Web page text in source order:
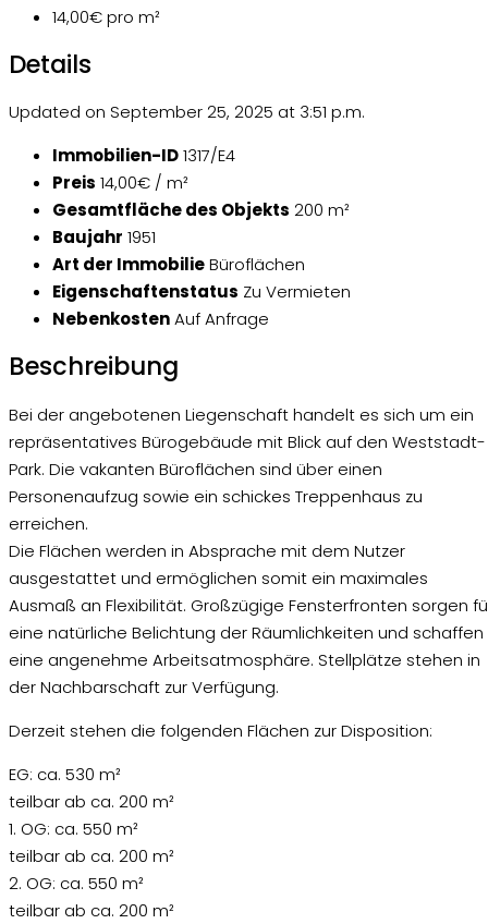
14,00€pro m²
Details
Updated on September 25, 2025 at 3:51 p.m.
Immobilien-ID1317/E4
Preis 14,00€ / m²
Gesamtfläche des Objekts 200 m²
Baujahr 1951
Art der ImmobilieBüroflächen
Eigenschaftenstatus Zu Vermieten
NebenkostenAuf Anfrage
Beschreibung
Bei der angebotenen Liegenschaft handelt es sich um ein
repräsentatives Bürogebäude mit Blick auf den Weststadt-
Park. Die vakanten Büroflächen sind über einen
Personenaufzug sowie ein schickes Treppenhaus zu
erreichen.
Die Flächen werden in Absprache mit dem Nutzer
ausgestattet und ermöglichen somit ein maximales
Ausmaß an Flexibilität. Großzügige Fensterfronten sorgen
eine natürliche Belichtung der Räumlichkeiten und schaffen
eine angenehme Arbeitsatmosphäre. Stellplätze stehen in
der Nachbarschaft zur Verfügung.
Derzeit stehen die folgenden Flächen zur Disposition:
EG: ca. 530 m²
teilbar ab ca. 200 m²
1. OG: ca. 550 m²
teilbar ab ca. 200 m²
2. OG: ca. 550 m²
teilbar ab ca. 200 m²